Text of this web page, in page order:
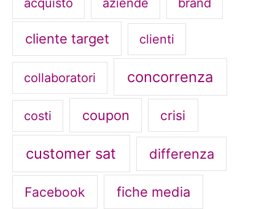
acquisto aziende brand
cliente target clienti
collaboratori concorrenza
costi coupon crisi
customer sat differenza
Facebook fiche media